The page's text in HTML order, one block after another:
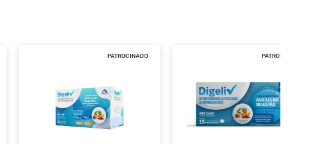
PATROCINADO PATROCINADO